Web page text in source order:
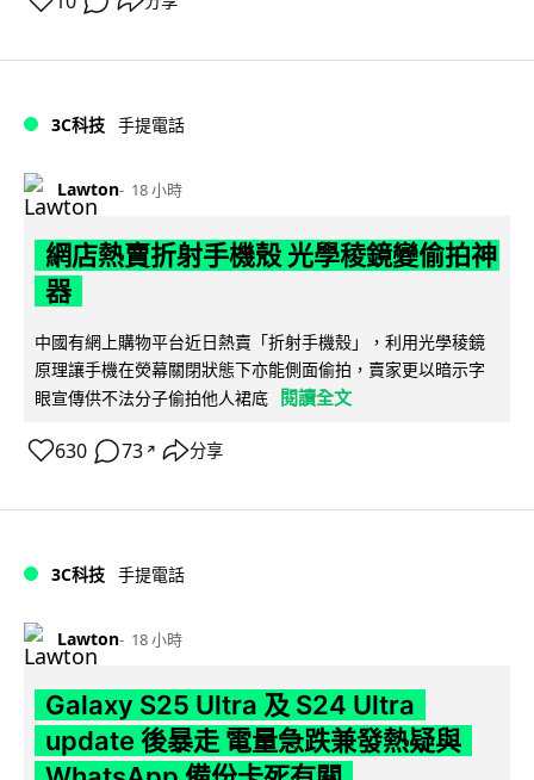
3C科技 手提電話
Lawton 18 小時
網店熱賣折射手機殼 光學稜鏡變偷拍神
器
中國有網上購物平台近日熱賣「折射手機殼」，利用光學稜鏡
原理讓手機在熒幕關閉狀態下亦能側面偷拍，賣家更以暗示字
眼宣傳供不法分子偷拍他人裙底 閱讀全文
630 73 ↗ 分享
3C科技 手提電話
Lawton 18 小時
Galaxy S25 Ultra 及 S24 Ultra
update 後暴走 電量急跌兼發熱疑與